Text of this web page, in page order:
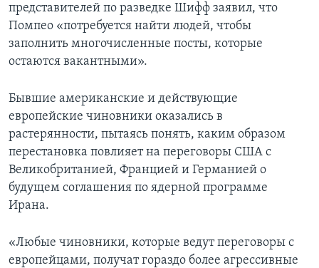
представителей по разведке Шифф заявил, что
Помпео «потребуется найти людей, чтобы
заполнить многочисленные посты, которые
остаются вакантными».
Бывшие американские и действующие
европейские чиновники оказались в
растерянности, пытаясь понять, каким образом
перестановка повлияет на переговоры США с
Великобританией, Францией и Германией о
будущем соглашения по ядерной программе
Ирана.
«Любые чиновники, которые ведут переговоры с
европейцами, получат гораздо более агрессивные